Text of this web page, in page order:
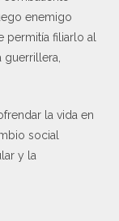
enemigo
permitía filiarlo al
la vida en
social
y la